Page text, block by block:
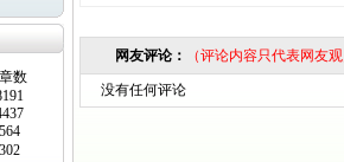
数
网友评论： （评论内容只代表网友
没有任何评论